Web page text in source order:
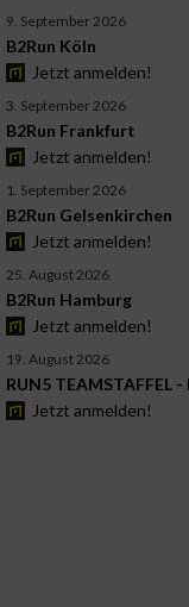
9. September 2026
B2Run Köln
Jetzt anmelden!
3. September 2026
B2Run Frankfurt
Jetzt anmelden!
1. September 2026
B2Run Gelsenkirchen
Jetzt anmelden!
25. August 2026
B2Run Hamburg
Jetzt anmelden!
19. August 2026
RUN5 TEAMSTAFFEL
Jetzt anmelden!